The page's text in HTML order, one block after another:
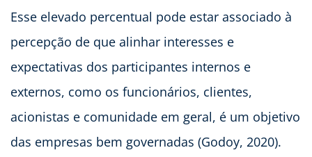
Esse elevado percentual pode estar associado à
percepção de que alinhar interesses e
expectativas dos participantes internos e
externos, como os funcionários, clientes,
acionistas e comunidade em geral, é um objetivo
das empresas bem governadas (Godoy, 2020).